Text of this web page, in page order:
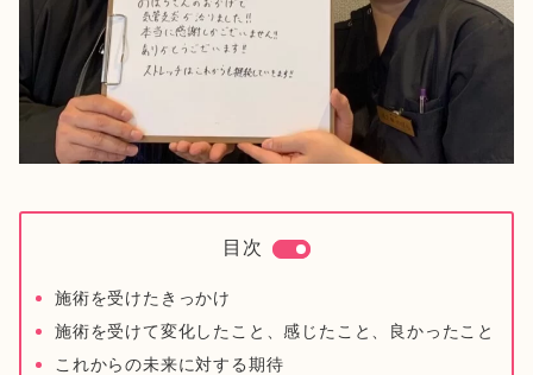
目次
施術を受けたきっかけ
施術を受けて変化したこと、感じたこと、良かったこと
これからの未来に対する期待